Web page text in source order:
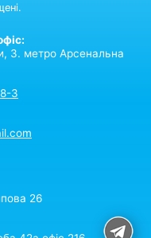
3. метро Арсенальна
3
26